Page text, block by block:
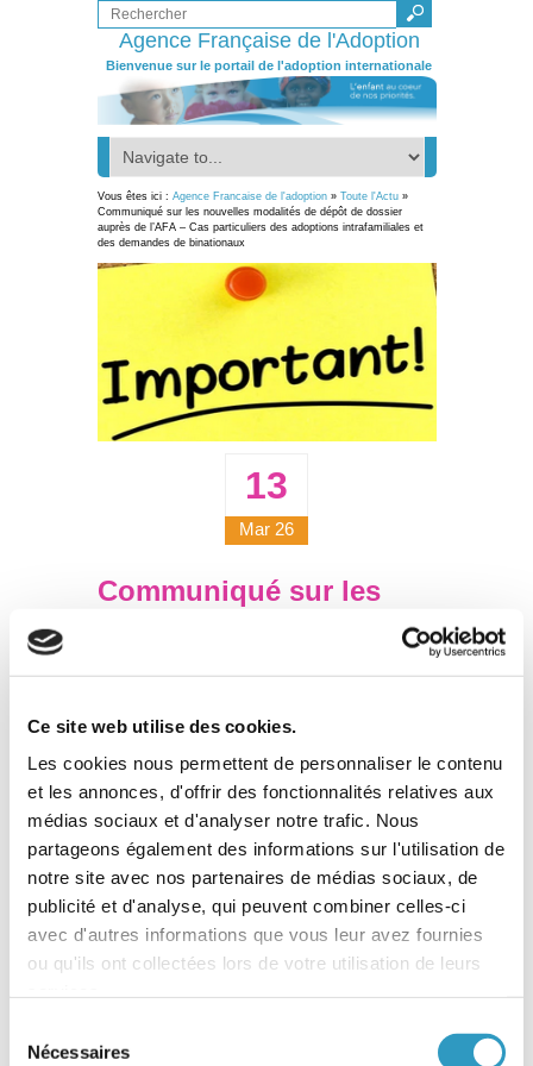
Ce site web utilise des cookies.
Les cookies nous permettent de personnaliser le contenu
et les annonces, d'offrir des fonctionnalités relatives aux
médias sociaux et d'analyser notre trafic. Nous
partageons également des informations sur l'utilisation de
notre site avec nos partenaires de médias sociaux, de
publicité et d'analyse, qui peuvent combiner celles-ci
avec d'autres informations que vous leur avez fournies
ou qu'ils ont collectées lors de votre utilisation de leurs
Nécessaires
Agence Française de l'Adoption
Bienvenue sur le portail de l'adoption internationale
Vous êtes ici : Agence Francaise de l'adoption» Toute l'Actu»
Communiqué sur les nouvelles modalités de dépôt de dossier
auprès de l’AFA – Cas particuliers des adoptions intrafamiliales et
des demandes de binationaux
13
Mar 26
Communiqué sur les
nouvelles modalités de
dépôt de dossier auprès
particuliers des
adoptions intrafamiliales
et des demandes de
binationaux
Pour rappel, l
d’Administration du GIP France Enfance Protégée
a modifié la procédure de dépôt de nouveaux
dossiers d’adoption par l’intermédiaire de
l’Agence Française de l’Adoption (AFA)
le site internet de l’AFA.